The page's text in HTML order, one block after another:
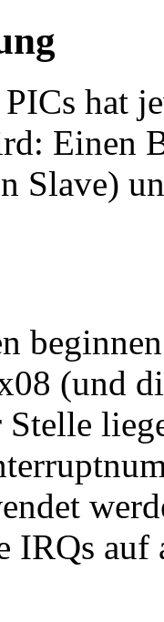
PICs hat
Einen
Slave)
(und
IRQs